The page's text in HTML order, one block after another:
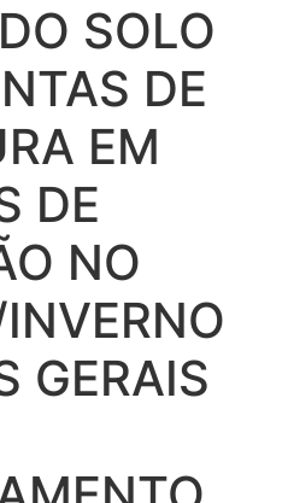
SOLO
DE
EM
DE
NO
GERAIS